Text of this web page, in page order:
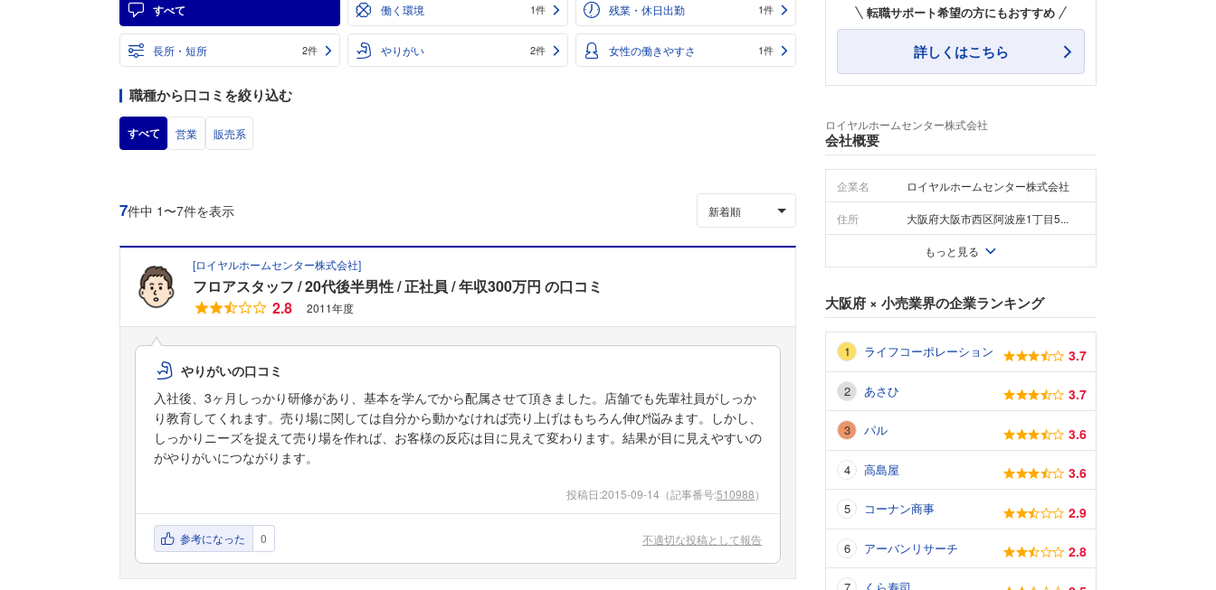
すべて 働く環境 1件 残業・休日出勤 1件
長所・短所 2件 やりがい 2件 女性の働きやすさ 1件
職種から口コミを絞り込む
すべて 営業 販売系
7件中 1〜7件を表示 新着順
[ロイヤルホームセンター株式会社]
フロアスタッフ 20代後半男性 正社員 年収300万円 の口コミ
2.8
2011年度
やりがいの口コミ
入社後、3ヶ月しっかり研修があり、基本を学んでから配属させて頂きました。店舗でも先輩社員がしっか
り教育してくれます。売り場に関しては自分から動かなければ売り上げはもちろん伸び悩みます。しかし、
しっかりニーズを捉えて売り場を作れば、お客様の反応は目に見えて変わります。結果が目に見えやすいの
がやりがいにつながります。
投稿日:2015-09-14 （記事番号:510988）
参考になった 0 不適切な投稿として報告
転職サポート希望の方にもおすすめ
詳しくはこちら
ロイヤルホームセンター株式会社
会社概要
企業名 ロイヤルホームセンター株式会社
住所 大阪府大阪市西区阿波座1丁目5...
もっと見る
大阪府 × 小売業界の企業ランキング
ライフコーポレーション 3.7
あさひ 3.7
パル 3.6
高島屋 3.6
コーナン商事 2.9
アーバンリサーチ 2.8